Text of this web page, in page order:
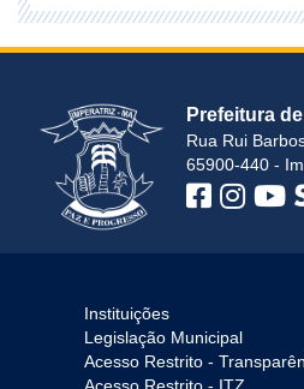
Prefeitura
Rua Rui
65900-440 -
Instituições
Legislação Municipal
Acesso Restrito -
Acesso Restrito - ITZ